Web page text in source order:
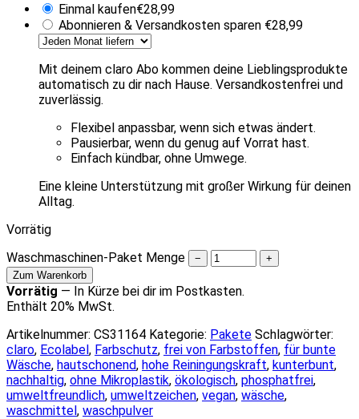
Einmal kaufen€28,99
Abonnieren & Versandkosten sparen €28,99
Mit deinem claro Abo kommen deine Lieblingsprodukte
automatisch zu dir nach Hause. Versandkostenfrei und
zuverlässig.
Flexibel anpassbar, wenn sich etwas ändert.
Pausierbar, wenn du genug auf Vorrat hast.
Einfach kündbar, ohne Umwege.
Eine kleine Unterstützung mit großer Wirkung für deinen
Alltag.
Vorrätig
Waschmaschinen-Paket Menge
−
+
Zum Warenkorb
Vorrätig — In Kürze bei dir im Postkasten.
Enthält 20% MwSt.
Artikelnummer: CS31164 Kategorie: Pakete Schlagwörter:
claro, Ecolabel, Farbschutz, frei von Farbstoffen, für bunte
Wäsche, hautschonend, hohe Reiningungskraft, kunterbunt,
nachhaltig, ohne Mikroplastik, ökologisch, phosphatfrei,
umweltfreundlich, umweltzeichen, vegan, wäsche,
waschmittel, waschpulver